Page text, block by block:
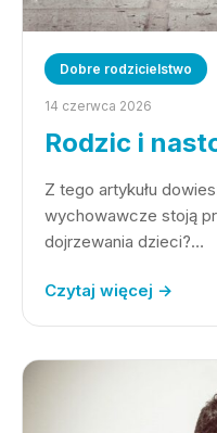
Dobre rodzicielstwo
14 czerwca 2026
Rodzic i
Z tego artykułu
wychowawcze stoją
dojrzewania dzieci?…
Czytaj więcej →